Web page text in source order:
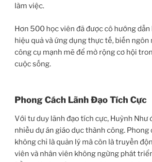
làm việc.
Hơn 500 học viên đã được cô hướng
hiệu quả và ứng dụng thực tế, biến ngôn
công cụ mạnh mẽ để mở rộng cơ hội
cuộc sống.
Phong Cách Lãnh Đạo Tích Cực
Với tư duy lãnh đạo tích cực, Huỳnh Như
nhiều dự án giáo dục thành công. Phong
không chỉ là quản lý mà còn là truyền
viên và nhân viên không ngừng phát